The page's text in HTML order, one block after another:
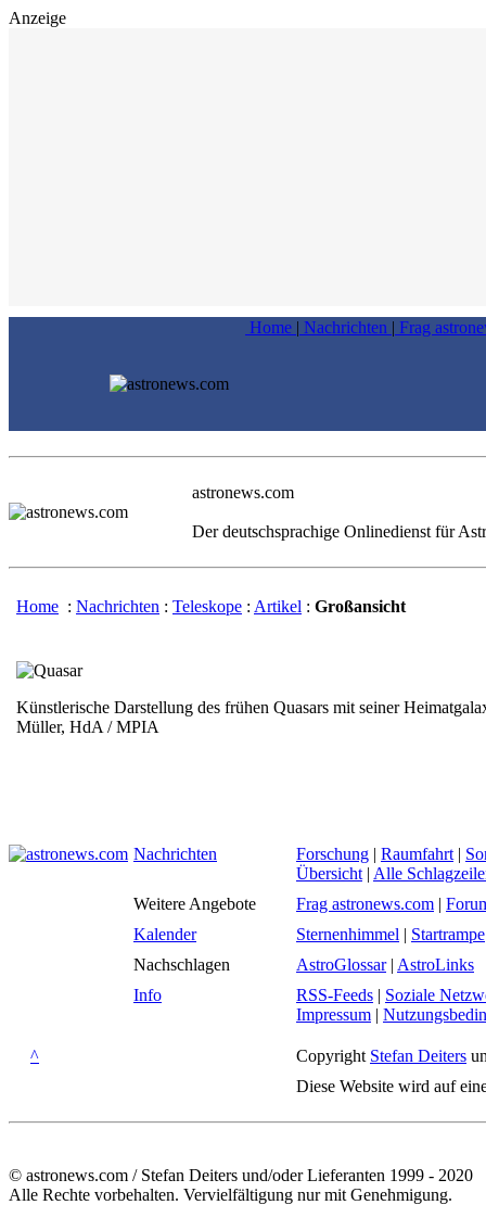
Anzeige
Home | Nachrichten | Frag
astronews.com
Der deutschsprachige Onlinedienst für
Home : Nachrichten : Teleskope : Artikel : Großansicht
Künstlerische Darstellung des frühen Quasars mit seiner
Müller, HdA / MPIA
Nachrichten Forschung | Raumfahrt |
Übersicht | Alle
Weitere Angebote
Frag astronews.com |
Kalender
Sternenhimmel | Startrampe
Nachschlagen
AstroGlossar| AstroLinks
Info
RSS-Feeds | Soziale
Impressum |
^ Copyright Stefan Deiters
Diese Website wird auf
© astronews.com / Stefan Deiters und/oder Lieferanten 1999 - 2020
Alle Rechte vorbehalten. Vervielfältigung nur mit Genehmigung.